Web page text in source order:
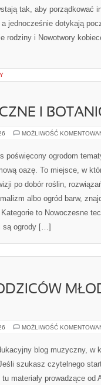
tak, aby porządkować
jednocześnie dotykają
rodziny i Nowotwory
I
MOŻLIWOŚĆ
poświęcony ogrodom
oazę. To miejsce, w
po dobór roślin,
albo ogród barw,
to Nowoczesne
są ogrody […]
MOŻLIWOŚĆ
blog muzyczny, w
szukasz czytelnego
materiały prowadzące od